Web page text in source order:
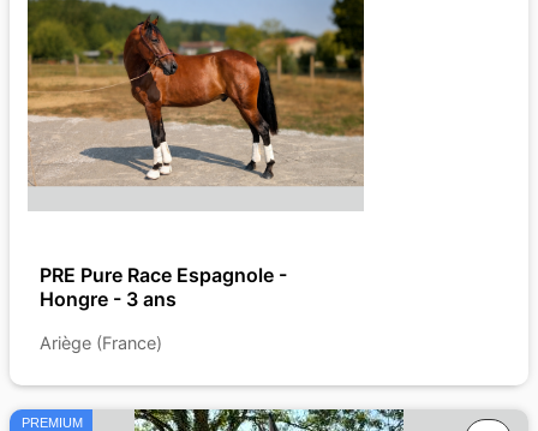
PRE Pure Race Espagnole -
Hongre - 3 ans
Ariège (France)
PREMIUM